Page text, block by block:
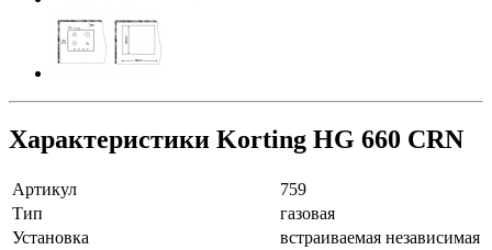
Характеристики Korting HG 660 CRN
Артикул
759
Тип
газовая
Установка
встраиваемая независимая